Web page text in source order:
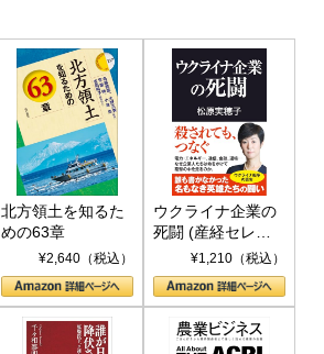
北方領土を知るた
めの63章
¥2,640（税込）
ウクライナ企業の
死闘 (産経セレク
ト S 039)¥1,210（税込）